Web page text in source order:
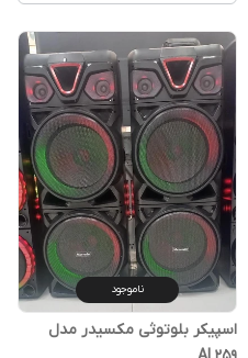
ناموجود
اسپیکر بلوتوثی مکسیدر مدل